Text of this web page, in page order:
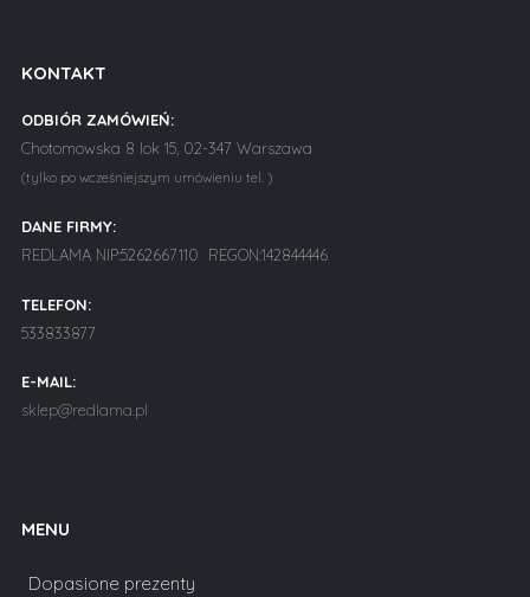
KONTAKT
ODBIÓR ZAMÓWIEŃ:
Chotomowska 8 lok 15, 02-347 Warszawa
(tylko po wcześniejszym umówieniu tel. )
DANE FIRMY:
REDLAMA NIP:5262667110 REGON:142844446
TELEFON:
533833877
E-MAIL:
sklep@redlama.pl
MENU
Dopasione prezenty